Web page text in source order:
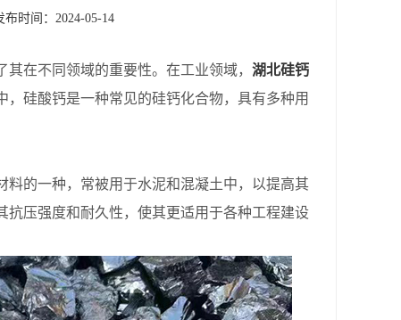
布时间：2024-05-14
在不同领域的重要性。在工业领域， 湖北硅钙
硅酸钙是一种常见的硅钙化合物，具有多种用
的一种，常被用于水泥和混凝土中，以提高其
压强度和耐久性，使其更适用于各种工程建设